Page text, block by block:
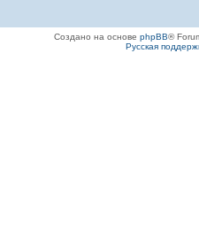
Создано на основе phpBB®
Русская